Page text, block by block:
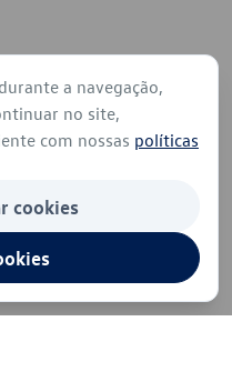
a navegação,
no site,
com nossas políticas
cookies